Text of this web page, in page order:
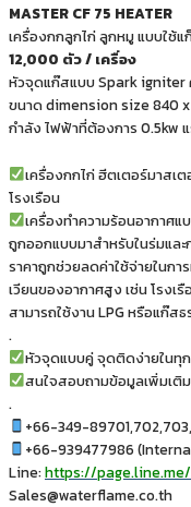
MASTER CF 75 HEATER
เครื่องกกลูกไก่ ลูกหมู แบบใช้
12,000 ตัว / เครื่อง
หัวจุดแก๊สแบบ Spark
ขนาด dimension size 840
กำลัง ไฟฟ้าที่ต้องการ 0.5kw
เครื่องกกไก่ ฮีตเตอร์มาสเ
โรงเรือน
เครื่องทำความร้อนอากาศแ
ถูกออกแบบมาสำหรับในร่มแล
ราคาถูกช่วยลดค่าใช้จ่ายในกา
เวียนของอากาศสูง เช่น โรงเ
สามารถใช้งาน LPG หรือแก๊ส
.
หัวจุดแบบคู่ จุดติดง่ายในทุ
สนใจสอบถามข้อมูลเพิ่มเติ
.
+66-349-
+66-939477986
Line:https://
Sales@waterflame.co.th